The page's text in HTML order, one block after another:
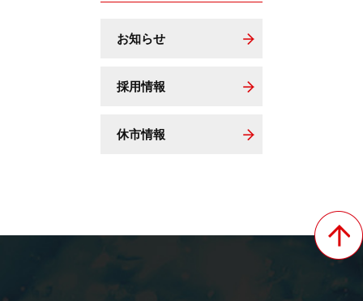
お知らせ
採用情報
休市情報